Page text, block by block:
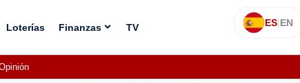
Loterías Finanzas TV ES|EN